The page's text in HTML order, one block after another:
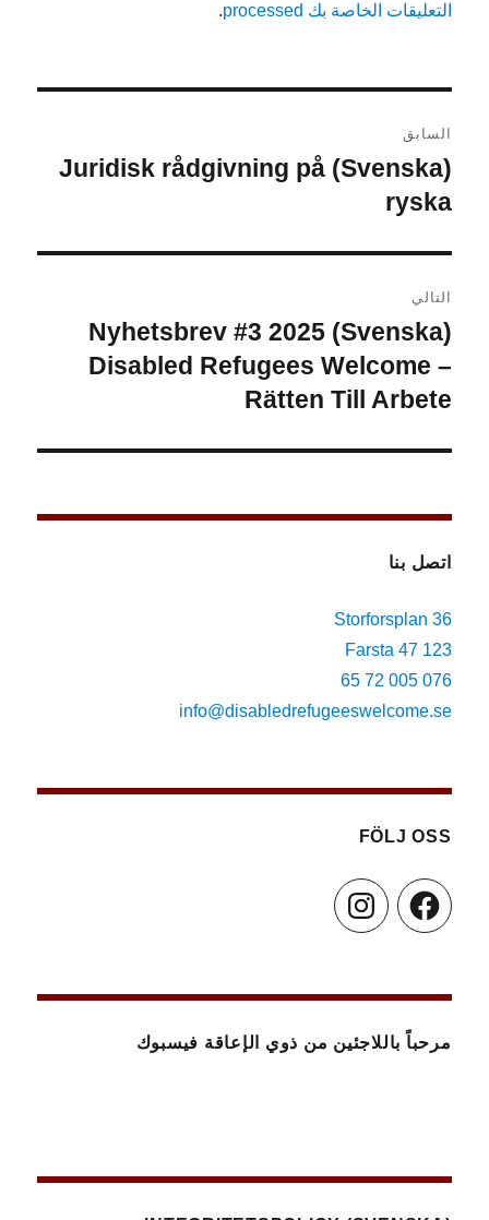
التعليقات الخاصة بك processed
.
المقالات
السابق
المقالة
السابقة:
(Svenska) Juridisk rådgivning på
ryska
التالي
المقالة
التالية:
(Svenska) Nyhetsbrev #3 2025
Disabled Refugees Welcome –
Rätten Till Arbete
اتصل بنا
Storforsplan 36
123 47 Farsta
076 005 72 65
info@disabledrefugeeswelcome.se
FÖLJ OSS
Facebook
Instagram
مرحباً باللاجئين من ذوي الإعاقة فيسبوك